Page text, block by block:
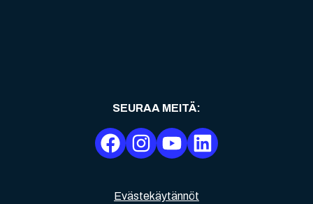
Evästekäytännöt
SEURAA MEITÄ: